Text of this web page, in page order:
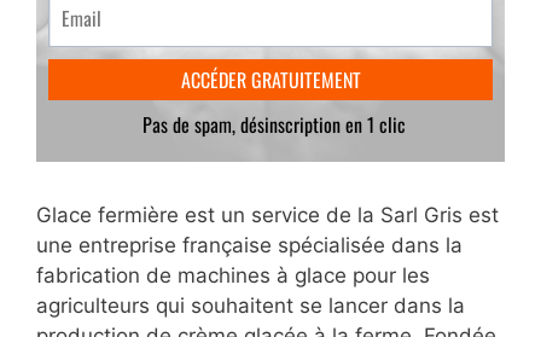
Glace fermière est un service de la Sarl Gris est
une entreprise française spécialisée dans la
fabrication de machines à glace pour les
agriculteurs qui souhaitent se lancer dans la